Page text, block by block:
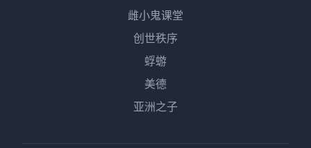
雌小鬼课堂
创世秩序
蜉蝣
美德
亚洲之子